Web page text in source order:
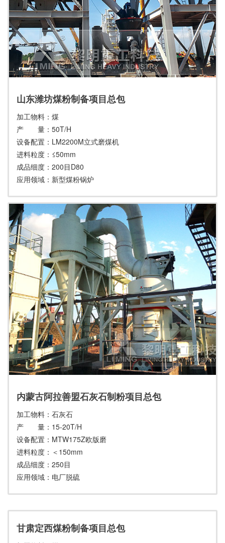
山东潍坊煤粉制备项目总包
加工物料：煤
产 量：50T/H
设备配置：LM2200M立式磨煤机
进料粒度：≤50mm
成品细度：200目D80
应用领域：新型煤粉锅炉
内蒙古阿拉善盟石灰石制粉项目总包
加工物料：石灰石
产 量：15-20T/H
设备配置：MTW175Z欧版磨
进料粒度：＜150mm
成品细度：250目
应用领域：电厂脱硫
甘肃定西煤粉制备项目总包